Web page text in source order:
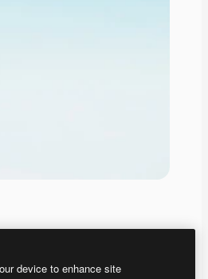
device to enhance site